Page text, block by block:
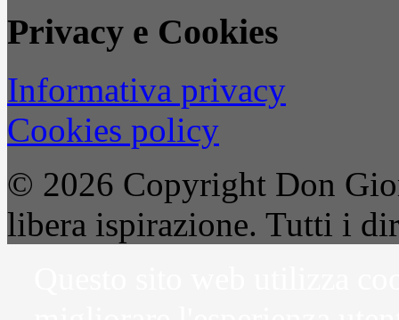
Privacy e Cookies
Informativa privacy
Cookies policy
© 2026 Copyright Don
libera ispirazione. Tutti i